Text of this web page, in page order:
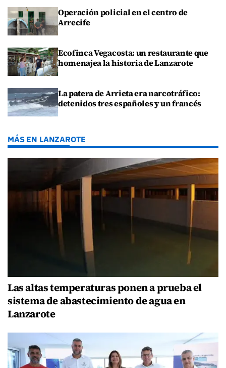
Operación policial en el centro de
Arrecife
Ecofinca Vegacosta: un restaurante que
homenajea la historia de Lanzarote
La patera de Arrieta era narcotráfico:
detenidos tres españoles y un francés
MÁS EN LANZAROTE
Las altas temperaturas ponen a prueba el
sistema de abastecimiento de agua en
Lanzarote